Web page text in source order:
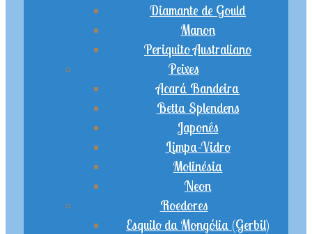
Diamante de Gould
Manon
Periquito Australiano
Peixes
Acará Bandeira
Betta Splendens
Japonês
Limpa-Vidro
Molinésia
Neon
Roedores
Esquilo da Mongólia (Gerbil)